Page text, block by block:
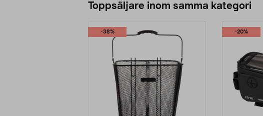
Toppsäljare inom samma kategori
-38% -20%